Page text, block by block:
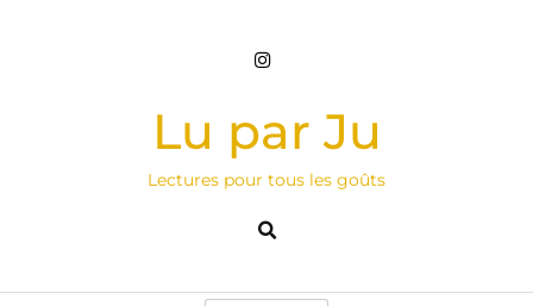
Lu par Ju
Lectures pour tous les goûts